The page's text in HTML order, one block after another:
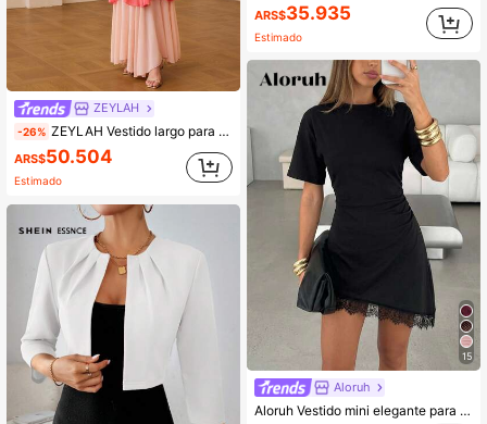
ZEYLAH
-26% ZEYLAH Vestido largo para mujer con bajo con volantes y diseño de bloques de color, otoño/invierno
ARS$50.504
Estimado
ARS$35.935
Estimado
15
Aloruh
Aloruh Vestido mini elegante para mujer con cuello redondo, dobladillo asimétrico, patchwork de encaje, cintura ceñida y manga corta